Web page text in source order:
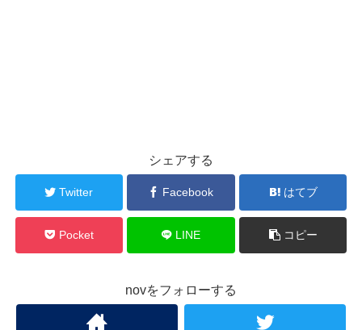
シェアする
Twitter Facebook はてブ
Pocket LINE コピー
novをフォローする